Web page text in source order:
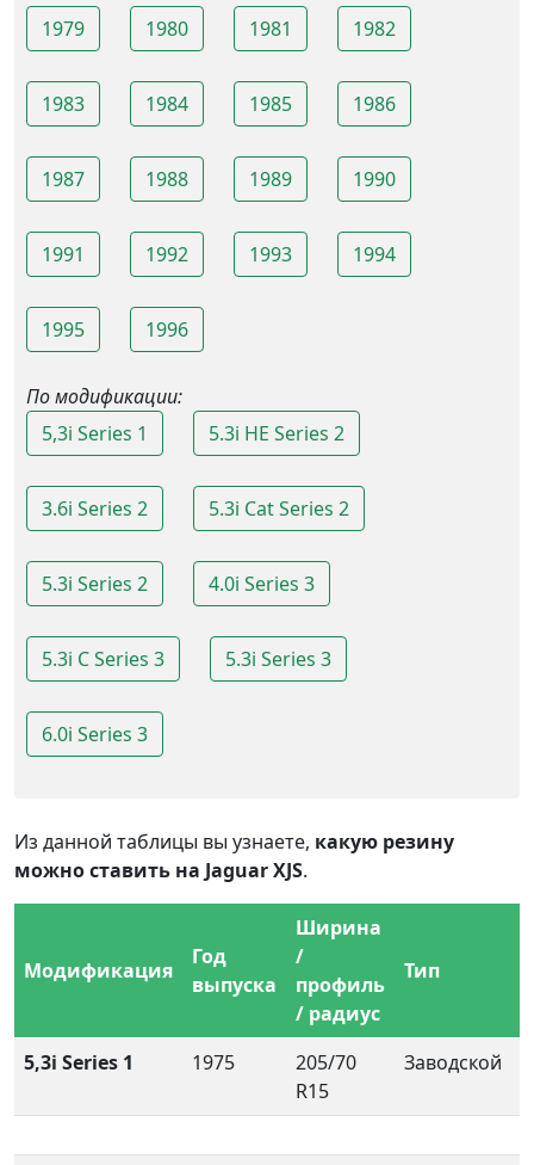
1979 1980 1981 1982
1983 1984 1985 1986
1987 1988 1989 1990
1991 1992 1993 1994
1995 1996
По модификации:
5,3i Series 1
5.3i HE Series 2
3.6i Series 2 5.3i Cat Series 2
5.3i Series 2 4.0i Series 3
5.3i C Series 3 5.3i Series 3
6.0i Series 3
Из данной таблицы вы узнаете, какую резину
можно ставить на Jaguar XJS.
Модификация
Год
выпуска
Ширина
/
профиль
/ радиус
Тип
5,3i Series 1 1975
205/70
R15
Заводской